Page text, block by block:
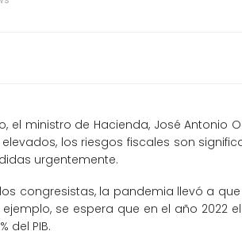
el ministro de Hacienda, José Antonio
los riesgos fiscales son
urgentemente.
congresistas, la pandemia llevó a
se espera que en el año 2022
del PIB.